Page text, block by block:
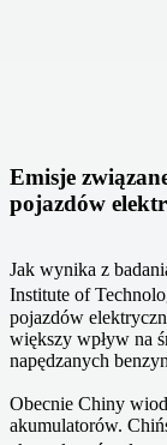
Emisje
pojazdów
Jak wynika z
Institute of
pojazdów
większy wpływ na
napędzanych
Obecnie Chiny
akumulatorów.